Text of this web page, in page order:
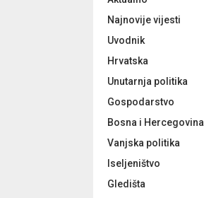
Najnovije vijesti
Uvodnik
Hrvatska
Unutarnja politika
Gospodarstvo
Bosna i Hercegovina
Vanjska politika
Iseljeništvo
Gledišta